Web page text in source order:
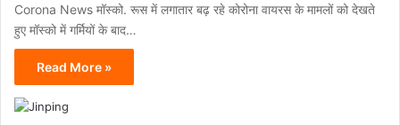
Corona News मॉस्को. रूस में लगातार बढ़ रहे कोरोना वायरस के मामलों को देखते
हुए मॉस्को में गर्मियों के बाद…
Read More »